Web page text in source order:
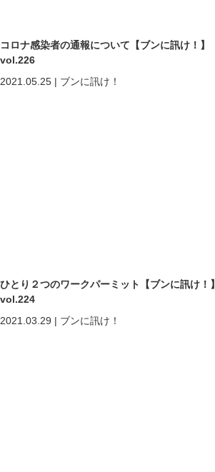
コロナ感染者の通報について【ブンに訊け！】
vol.226
2021.05.25 | ブンに訊け！
ひとり２つのワークパーミット【ブンに訊け！】
vol.224
2021.03.29 | ブンに訊け！